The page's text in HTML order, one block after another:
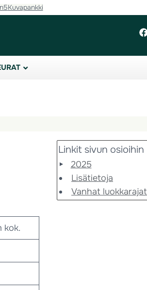
Kuvapankki
kok.
Linkit sivun osioihin
2025
Lisätietoja
Vanhat luokkarajat